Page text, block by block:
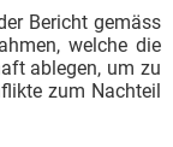
Bericht gemäss
welche die
ablegen, um zu
zum Nachteil